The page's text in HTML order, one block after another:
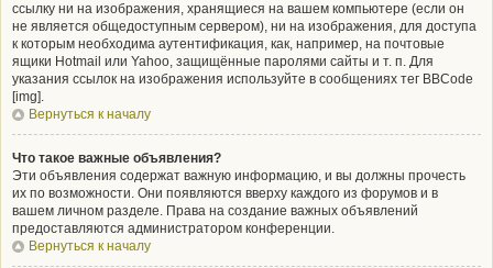
ссылку ни на изображения, хранящиеся на вашем компьютере (если он
не является общедоступным сервером), ни на изображения, для доступа
к которым необходима аутентификация, как, например, на почтовые
ящики Hotmail или Yahoo, защищённые паролями сайты и т. п. Для
указания ссылок на изображения используйте в сообщениях тег BBCode
[img].
Вернуться к началу
Что такое важные объявления?
Эти объявления содержат важную информацию, и вы должны прочесть
их по возможности. Они появляются вверху каждого из форумов и в
вашем личном разделе. Права на создание важных объявлений
предоставляются администратором конференции.
Вернуться к началу